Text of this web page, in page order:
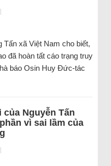
|
Tấn xã Việt Nam cho biết,
đã hoàn tất cáo trạng truy
báo Osin Huy Đức-tác
Nguyễn Tấn
vì sai lầm của
|